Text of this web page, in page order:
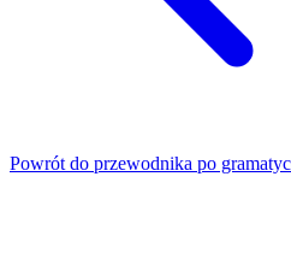
Powrót do przewodnika po